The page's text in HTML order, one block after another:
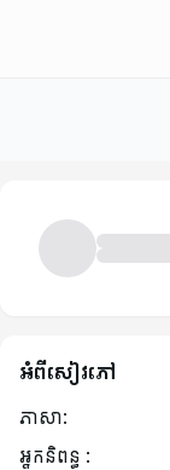
អំពីសៀវភៅ
ភាសា:
អ្នកនិពន្ធ :